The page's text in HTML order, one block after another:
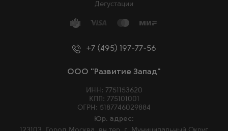
+7 (495) 197-77-56
ООО "Развитие Запад"
ИНН: 7751153620
КПП: 775101001
ОГРН: 5187746029884
Юр. адрес:
Дегустации